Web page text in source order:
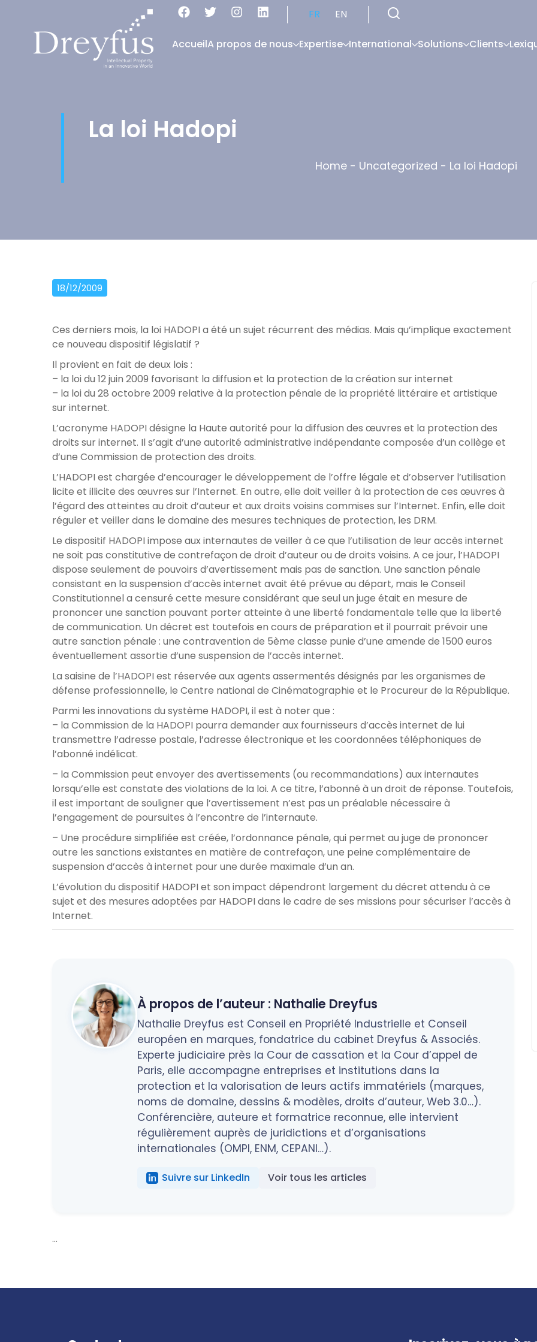
FR EN
AccueilA propos de nous Expertise International Solutions Clients
La loi Hadopi
Home - Uncategorized - La loi Hadopi
18/12/2009
Ces derniers mois, la loi HADOPI a été un sujet récurrent des médias. Mais qu’implique exactement
ce nouveau dispositif législatif ?
Il provient en fait de deux lois :
– la loi du 12 juin 2009 favorisant la diffusion et la protection de la création sur internet
– la loi du 28 octobre 2009 relative à la protection pénale de la propriété littéraire et artistique
sur internet.
L’acronyme HADOPI désigne la Haute autorité pour la diffusion des œuvres et la protection des
droits sur internet. Il s’agit d’une autorité administrative indépendante composée d’un collège et
d’une Commission de protection des droits.
L’HADOPI est chargée d’encourager le développement de l’offre légale et d’observer l’utilisation
licite et illicite des œuvres sur l’Internet. En outre, elle doit veiller à la protection de ces œuvres à
l’égard des atteintes au droit d’auteur et aux droits voisins commises sur l’Internet. Enfin, elle doit
réguler et veiller dans le domaine des mesures techniques de protection, les DRM.
Le dispositif HADOPI impose aux internautes de veiller à ce que l’utilisation de leur accès internet
ne soit pas constitutive de contrefaçon de droit d’auteur ou de droits voisins. A ce jour, l’HADOPI
dispose seulement de pouvoirs d’avertissement mais pas de sanction. Une sanction pénale
consistant en la suspension d’accès internet avait été prévue au départ, mais le Conseil
Constitutionnel a censuré cette mesure considérant que seul un juge était en mesure de
prononcer une sanction pouvant porter atteinte à une liberté fondamentale telle que la liberté
de communication. Un décret est toutefois en cours de préparation et il pourrait prévoir une
autre sanction pénale : une contravention de 5ème classe punie d’une amende de 1500 euros
éventuellement assortie d’une suspension de l’accès internet.
La saisine de l’HADOPI est réservée aux agents assermentés désignés par les organismes de
défense professionnelle, le Centre national de Cinématographie et le Procureur de la République.
Parmi les innovations du système HADOPI, il est à noter que :
– la Commission de la HADOPI pourra demander aux fournisseurs d’accès internet de lui
transmettre l’adresse postale, l’adresse électronique et les coordonnées téléphoniques de
l’abonné indélicat.
– la Commission peut envoyer des avertissements (ou recommandations) aux internautes
lorsqu’elle est constate des violations de la loi. A ce titre, l’abonné à un droit de réponse. Toutefois,
il est important de souligner que l’avertissement n’est pas un préalable nécessaire à
l’engagement de poursuites à l’encontre de l’internaute.
– Une procédure simplifiée est créée, l’ordonnance pénale, qui permet au juge de prononcer
outre les sanctions existantes en matière de contrefaçon, une peine complémentaire de
suspension d’accès à internet pour une durée maximale d’un an.
L’évolution du dispositif HADOPI et son impact dépendront largement du décret attendu à ce
sujet et des mesures adoptées par HADOPI dans le cadre de ses missions pour sécuriser l’accès à
Internet.
À propos de l’auteur : Nathalie Dreyfus
Nathalie Dreyfus est Conseil en Propriété Industrielle et Conseil
européen en marques, fondatrice du cabinet Dreyfus & Associés.
Experte judiciaire près la Cour de cassation et la Cour d’appel de
Paris, elle accompagne entreprises et institutions dans la
protection et la valorisation de leurs actifs immatériels (marques,
noms de domaine, dessins & modèles, droits d’auteur, Web 3.0…).
Conférencière, auteure et formatrice reconnue, elle intervient
régulièrement auprès de juridictions et d’organisations
internationales (OMPI, ENM, CEPANI…).
Suivre sur LinkedIn Voir tous les articles
...